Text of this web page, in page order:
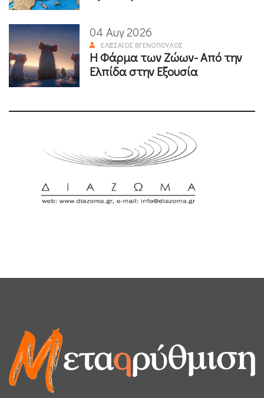
04 Αυγ 2026
ΕΛΙΣΣΑΊΟΣ ΒΓΕΝΌΠΟΥΛΟΣ
Η Φάρμα των Ζώων- Από την
Ελπίδα στην Εξουσία